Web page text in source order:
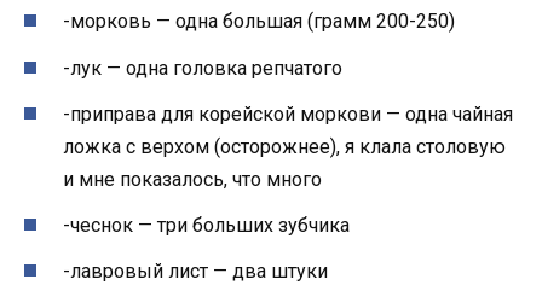
-морковь — одна большая (грамм 200-250)
-лук — одна головка репчатого
-приправа для корейской моркови — одна чайная
ложка с верхом (осторожнее), я клала столовую
и мне показалось, что много
-чеснок — три больших зубчика
-лавровый лист — два штуки